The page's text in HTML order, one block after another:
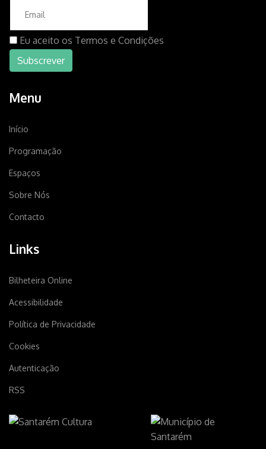
Eu aceito os Termos e Condições
Menu
Início
Programação
Espaços
Sobre Nós
Contacto
Links
Bilheteira Online
Acessibilidade
Política de Privacidade
Cookies
Autenticação
RSS